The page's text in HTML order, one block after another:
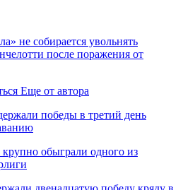
не собирается увольнять
после поражения от
Еще от автора
победы в третий день
обыграли одного из